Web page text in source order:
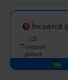
Încearcă
Transport
gratuit